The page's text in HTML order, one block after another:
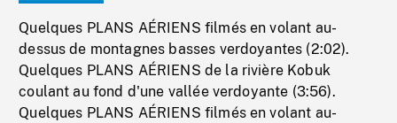
Quelques PLANS AÉRIENS filmés en volant au-
dessus de montagnes basses verdoyantes (2:02).
Quelques PLANS AÉRIENS de la rivière Kobuk
coulant au fond d'une vallée verdoyante (3:56).
Quelques PLANS AÉRIENS filmés en volant au-